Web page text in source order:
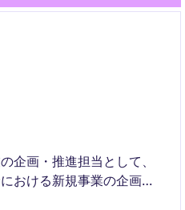
企画・推進担当として、
おける新規事業の企画・